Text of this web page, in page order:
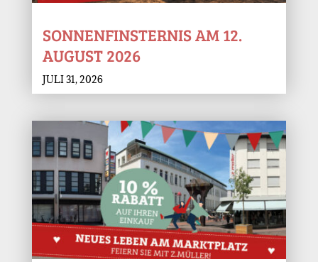
SONNENFINSTERNIS AM 12.
AUGUST 2026
JULI 31, 2026